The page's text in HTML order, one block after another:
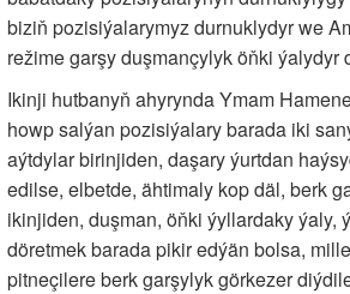
biziň pozisiýalarymyz durnuklydyr we
režime garşy duşmançylyk öňki ýalydyr
Ikinji hutbanyň ahyrynda Ymam
howp salýan pozisiýalary barada iki
aýtdylar birinjiden, daşary ýurtdan
edilse, elbetde, ähtimaly kop däl, berk
ikinjiden, duşman, öňki ýyllardaky ýaly,
döretmek barada pikir edýän bolsa,
pitneçilere berk garşylyk görkezer